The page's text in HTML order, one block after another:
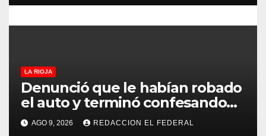
LA RIOJA
Denunció que le habían robado
el auto y terminó confesando
que su hermano lo empeñó por
drogas
AGO 9, 2026 REDACCION EL FEDERAL